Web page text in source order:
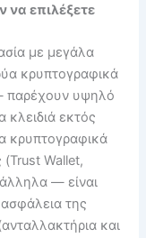
να επιλέξετε
με μεγάλα
κρυπτογραφικά
παρέχουν υψηλό
εκτός
κρυπτογραφικά
(Trust Wallet,
— είναι
της
και